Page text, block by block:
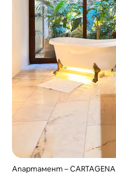
Апартамент – CARTAGENA